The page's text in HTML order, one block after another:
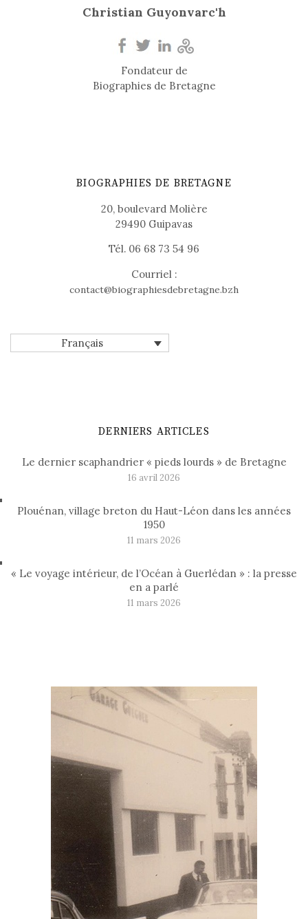
Christian Guyonvarc'h
Fondateur de
Biographies de Bretagne
BIOGRAPHIES DE BRETAGNE
20, boulevard Molière
29490 Guipavas
Tél. 06 68 73 54 96
Courriel :
contact@biographiesdebretagne.bzh
Français
DERNIERS ARTICLES
Le dernier scaphandrier « pieds lourds » de Bretagne
16 avril 2026
Plouénan, village breton du Haut-Léon dans les années
1950
11 mars 2026
« Le voyage intérieur, de l’Océan à Guerlédan » : la presse
en a parlé
11 mars 2026